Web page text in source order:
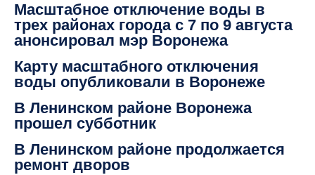
Масштабное отключение воды в
трех районах города с 7 по 9 августа
анонсировал мэр Воронежа
Карту масштабного отключения
воды опубликовали в Воронеже
В Ленинском районе Воронежа
прошел субботник
В Ленинском районе продолжается
ремонт дворов